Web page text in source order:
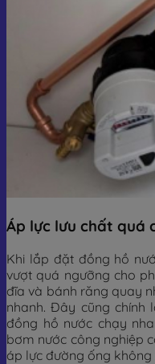
Áp lực lưu chất quá
Khi lắp đặt đồng hồ
vượt quá ngưỡng cho
đĩa và bánh răng quay
nhanh. Đây cũng
đồng hồ nước chạy
bơm nước công nghiệp
áp lực đường ống không